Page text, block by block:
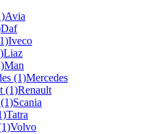
Avia
Daf
Iveco
Liaz
Man
Mercedes
Renault
Scania
Tatra
Volvo